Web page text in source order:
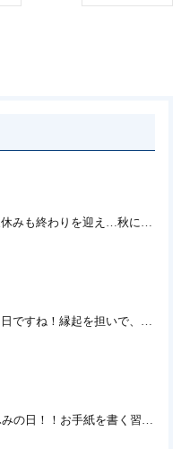
もうすぐ9月★夏休みも終わりを迎え…秋になったら新しいことを始めよう♪大人の趣味に書道なら青霄書法会へ！
本日縁起の良き1日ですね！縁起を担いで、新しいことをはじめる♪大人の趣味に書道なら「青霄書法会」
7月23日は文月ふみの日！！お手紙を書く習慣を…★書道のお稽古なら大阪の書道教室「青霄書法会」